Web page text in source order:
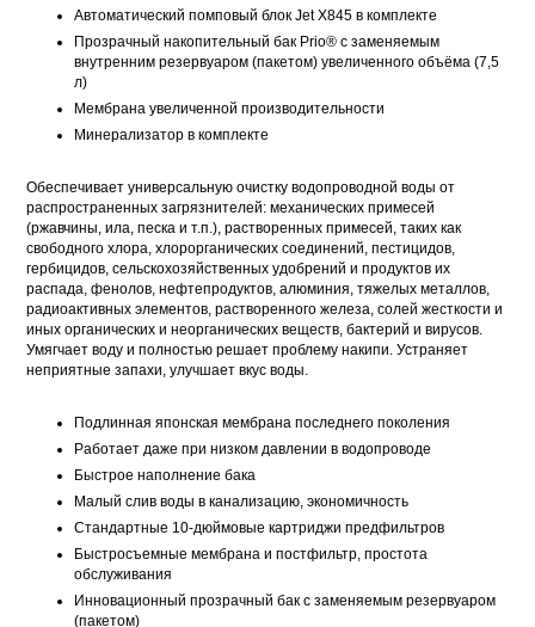
Автоматический помповый блок Jet X845 в комплекте
Прозрачный накопительный бак Prio® с заменяемым
внутренним резервуаром (пакетом) увеличенного объёма (7,5
л)
Мембрана увеличенной производительности
Минерализатор в комплекте
Обеспечивает универсальную очистку водопроводной воды от
распространенных загрязнителей: механических примесей
(ржавчины, ила, песка и т.п.), растворенных примесей, таких как
свободного хлора, хлорорганических соединений, пестицидов,
гербицидов, сельскохозяйственных удобрений и продуктов их
распада, фенолов, нефтепродуктов, алюминия, тяжелых металлов,
радиоактивных элементов, растворенного железа, солей жесткости и
иных органических и неорганических веществ, бактерий и вирусов.
Умягчает воду и полностью решает проблему накипи. Устраняет
неприятные запахи, улучшает вкус воды.
Подлинная японская мембрана последнего поколения
Работает даже при низком давлении в водопроводе
Быстрое наполнение бака
Малый слив воды в канализацию, экономичность
Стандартные 10-дюймовые картриджи предфильтров
Быстросъемные мембрана и постфильтр, простота
обслуживания
Инновационный прозрачный бак с заменяемым резервуаром
(пакетом)